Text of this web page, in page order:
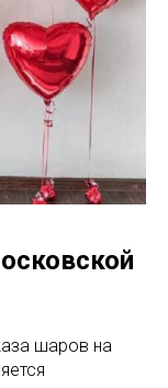
шаров на